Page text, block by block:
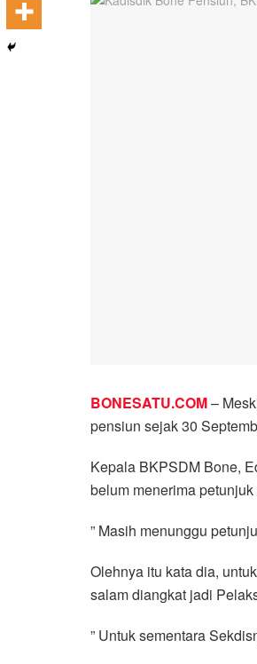
BONESATU.COM–
pensiun sejak 30
Kepala BKPSDM Bone,
belum menerima
” Masih menunggu
Olehnya itu kata dia,
salam diangkat jadi
” Untuk sementara